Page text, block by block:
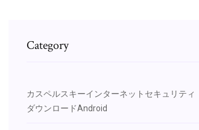
Category
カスペルスキーインターネットセキュリティ
ダウンロードAndroid